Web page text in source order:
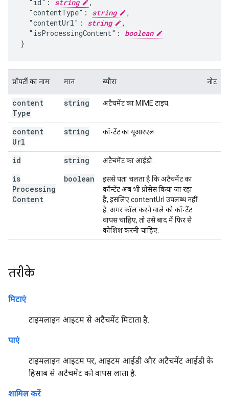
  "id":
string
,
  "contentType":
string
,
  "contentUrl":
string
,
  "isProcessingContent":
boolean
}
प्रॉपर्टी का नाम मान ब्यौरा नोट
content
Type
string अटैचमेंट का MIME टाइप.
content
Url
string कॉन्टेंट का यूआरएल.
id string अटैचमेंट का आईडी.
is
Processing
Content
boolean
इससे पता चलता है कि अटैचमेंट का
कॉन्टेंट अब भी प्रोसेस किया जा रहा
है, इसलिए contentUrl उपलब्ध नहीं
है. अगर कॉल करने वाले को कॉन्टेंट
वापस चाहिए, तो उसे बाद में फिर से
कोशिश करनी चाहिए.
तरीके
मिटाएं
टाइमलाइन आइटम से अटैचमेंट मिटाता है.
पाएं
टाइमलाइन आइटम पर, आइटम आईडी और अटैचमेंट आईडी के
हिसाब से अटैचमेंट को वापस लाता है.
शामिल करें